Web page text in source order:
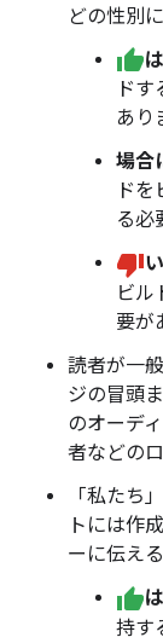
どの性別
ド
あり
場合
ド
る必
ビル
要が
読者が一
ジの冒頭
のオーデ
者などの
「私たち
トには作
ーに伝え
持す